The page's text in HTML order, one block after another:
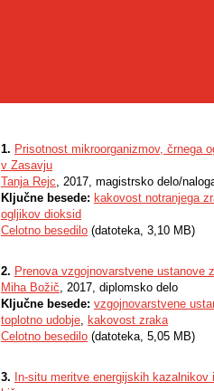
1. Prisotnost mikroorganizmov, črnega
v Zasavju
Tanja Rejc, 2017, magistrsko delo/
Ključne besede: kakovost notranjega
ogljikov dioksid
Celotno besedilo (datoteka, 3,10 MB)
2. Prenova vzgojnovarstvene ustanove
Miha Božič, 2017, diplomsko delo
Ključne besede: vzgojnovarstvene
toplotno udobje, kakovost zraka
Celotno besedilo (datoteka, 5,05 MB)
3. In-situ meritve energijskih